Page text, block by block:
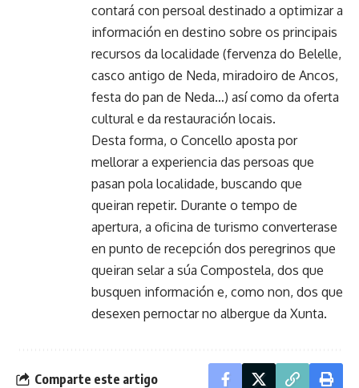
contará con persoal destinado a optimizar a
información en destino sobre os principais
recursos da localidade (fervenza do Belelle,
casco antigo de Neda, miradoiro de Ancos,
festa do pan de Neda…) así como da oferta
cultural e da restauración locais.
Desta forma, o Concello aposta por
mellorar a experiencia das persoas que
pasan pola localidade, buscando que
queiran repetir. Durante o tempo de
apertura, a oficina de turismo converterase
en punto de recepción dos peregrinos que
queiran selar a súa Compostela, dos que
busquen información e, como non, dos que
desexen pernoctar no albergue da Xunta.
Comparte este artigo